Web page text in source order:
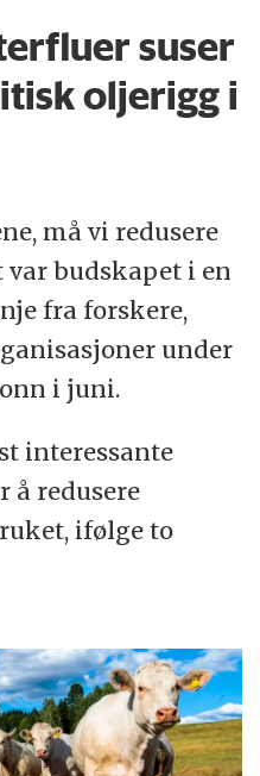
suser
oljerigg i
må vi redusere
budskapet i en
fra forskere,
under
i juni.
interessante
å redusere
ifølge to